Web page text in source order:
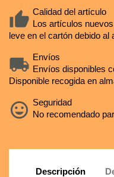
Calidad del artículo
Los artículos
leve en el cartón debido al
Envíos
Envíos disponibles
Disponible recogida en
Seguridad
No recomendado
Descripción